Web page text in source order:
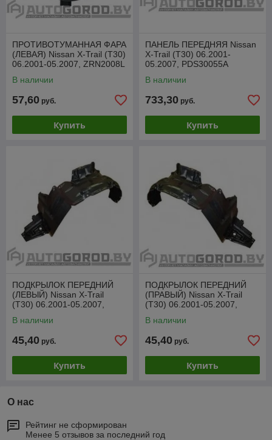
ПРОТИВОТУМАННАЯ ФАРА
(ЛЕВАЯ) Nissan X-Trail (T30)
06.2001-05.2007, ZRN2008L
В наличии
57,60 руб.
Купить
ПАНЕЛЬ ПЕРЕДНЯЯ Nissan
X-Trail (T30) 06.2001-
05.2007, PDS30055A
В наличии
733,30 руб.
Купить
ПОДКРЫЛОК ПЕРЕДНИЙ
(ЛЕВЫЙ) Nissan X-Trail
(T30) 06.2001-05.2007,
В наличии
45,40 руб.
Купить
ПОДКРЫЛОК ПЕРЕДНИЙ
(ПРАВЫЙ) Nissan X-Trail
(T30) 06.2001-05.2007,
В наличии
45,40 руб.
Купить
О нас
Рейтинг не сформирован
Менее 5 отзывов за последний год